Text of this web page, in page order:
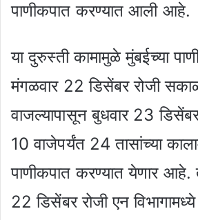
पाणीकपात करण्यात आली आहे.
या दुरुस्ती कामामुळे मुंबईच्या
मंगळवार 22 डिसेंबर रोजी
वाजल्यापासून बुधवार 23
10 वाजेपर्यंत 24 तासांच्या
पाणीकपात करण्यात येणार
22 डिसेंबर रोजी एन